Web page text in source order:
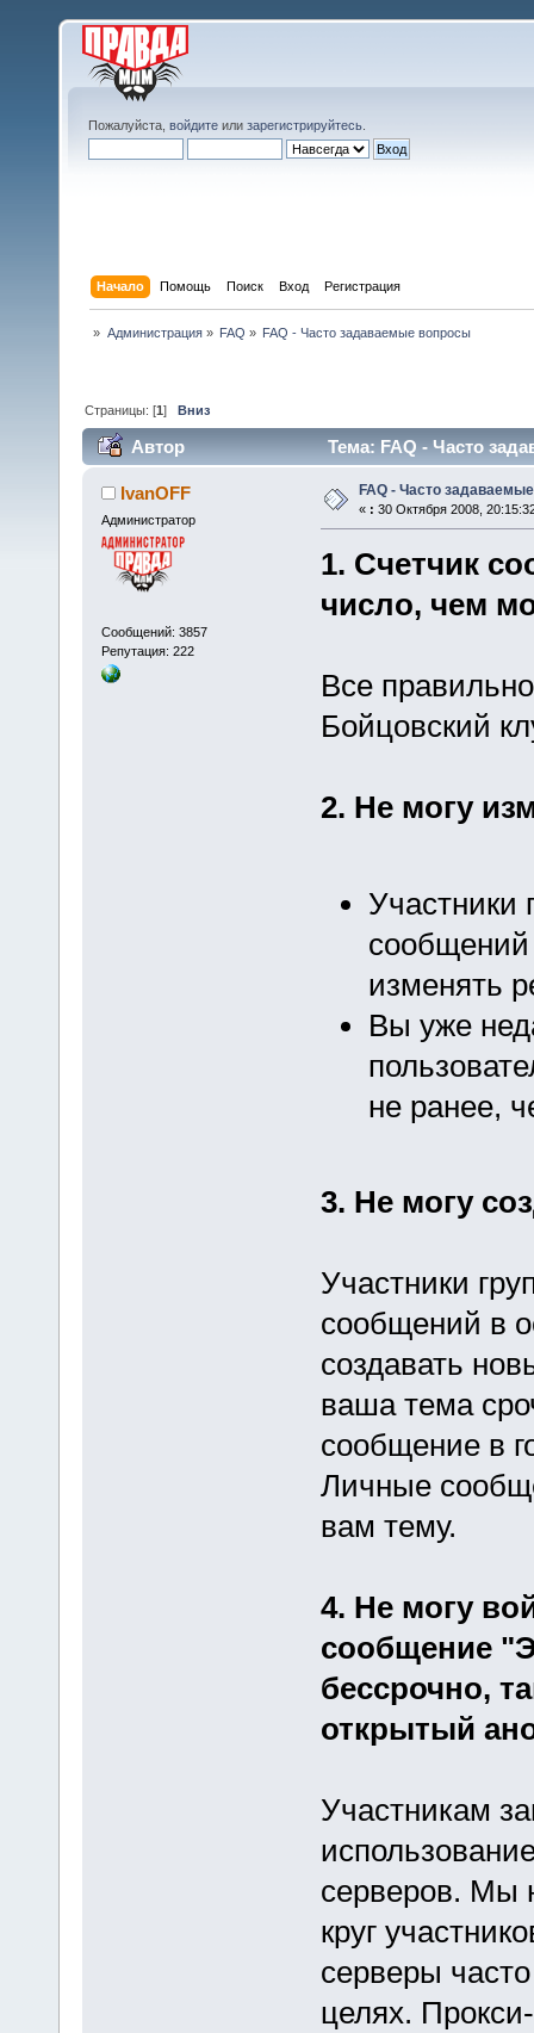
Пожалуйста, войдите или зарегистрируйтесь
Начало Помощь Поиск Вход Регистрация
» Администрация» FAQ » FAQ - Часто задаваемые вопросы
Страницы: [1]Вниз
Автор Тема: FAQ - Часто
IvanOFF
Администратор
Сообщений: 3857
Репутация: 222
FAQ - Часто
« : 30 Октября 2008,
1. Счетчик
число, чем
Все
Бойцовский
2. Не могу
Участники
изменять
Вы уже
не ранее,
3. Не могу
Участники
сообщений в
создавать
ваша тема
сообщение в
Личные
вам тему.
4. Не могу
сообщение
бессрочно,
открытый
Участникам
серверов. Мы
круг
серверы
целях.